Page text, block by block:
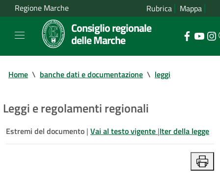
Regione Marche Rubrica Mappa
Consiglio regionale
delle Marche
Home \ banche dati e documentazione \ leggi
Leggi e regolamenti regionali
Estremi del documento | Vai al testo vigente |Iter della legge